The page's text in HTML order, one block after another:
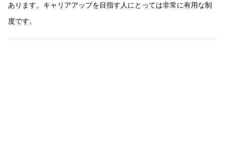
あります。キャリアアップを目指す人にとっては非常に有用な制
度です。